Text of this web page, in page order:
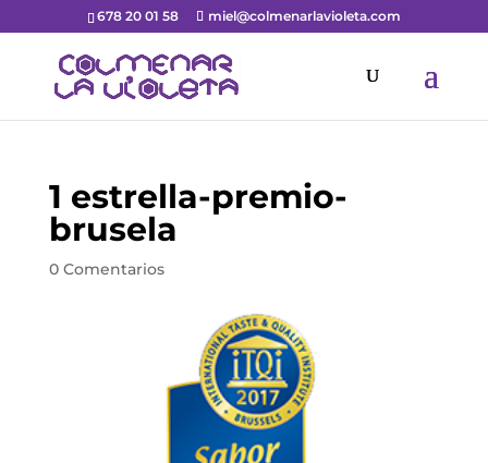
678 20 01 58 miel@colmenarlavioleta.com
1 estrella-premio-
brusela
0 Comentarios